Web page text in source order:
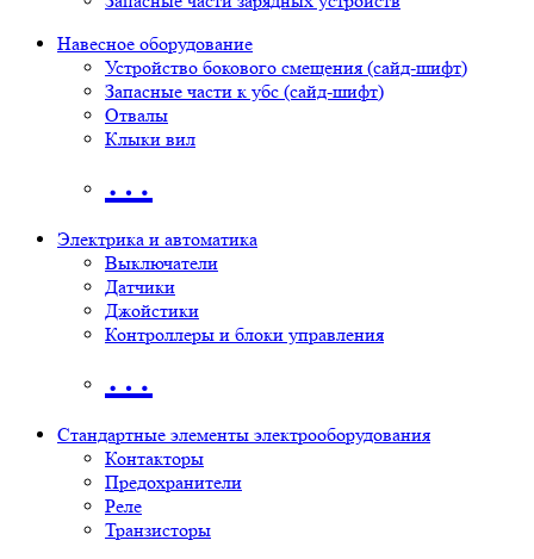
Навесное оборудование
Устройство бокового смещения (сайд-шифт)
Запасные части к убс (сайд-шифт)
Отвалы
Клыки вил
…
Электрика и автоматика
Выключатели
Датчики
Джойстики
Контроллеры и блоки управления
…
Стандартные элементы электрооборудования
Контакторы
Предохранители
Реле
Транзисторы